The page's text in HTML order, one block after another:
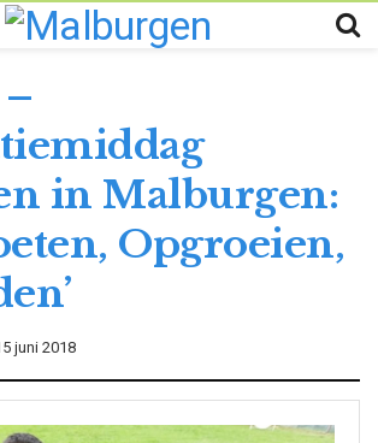
in Malburgen:
Opgroeien,
juni 2018